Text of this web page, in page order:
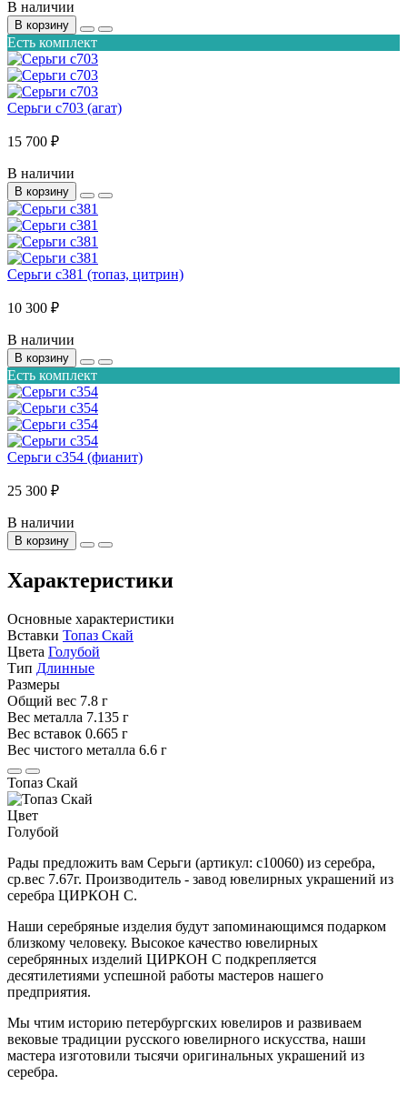
В наличии
В корзину
Есть комплект
Серьги с703 (агат)
15 700 ₽
В наличии
В корзину
Серьги с381 (топаз, цитрин)
10 300 ₽
В наличии
В корзину
Есть комплект
Серьги с354 (фианит)
25 300 ₽
В наличии
В корзину
Характеристики
Основные характеристики
Вставки Топаз Скай
Цвета Голубой
Тип Длинные
Размеры
Общий вес 7.8 г
Вес металла 7.135 г
Вес вставок 0.665 г
Вес чистого металла 6.6 г
Топаз Скай
Цвет
Голубой
Рады предложить вам Серьги (артикул: с10060) из серебра,
ср.вес 7.67г. Производитель - завод ювелирных украшений из
серебра ЦИРКОН С.
Наши серебряные изделия будут запоминающимся подарком
близкому человеку. Высокое качество ювелирных
серебрянных изделий ЦИРКОН С подкрепляется
десятилетиями успешной работы мастеров нашего
предприятия.
Мы чтим историю петербургских ювелиров и развиваем
вековые традиции русского ювелирного искусства, наши
мастера изготовили тысячи оригинальных украшений из
серебра.